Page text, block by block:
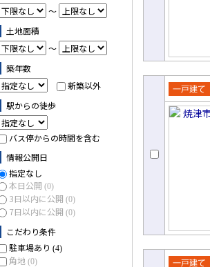
～
土地面積
～
築年数
新築以外
駅からの徒歩
バス停からの時間を含む
情報公開日
指定なし
本日公開 (0)
3日以内に公開 (0)
7日以内に公開 (0)
こだわり条件
駐車場あり (4)
角地 (0)
売一戸建
て